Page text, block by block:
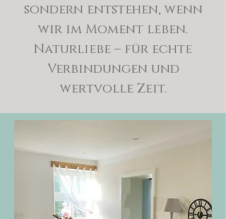
sondern entstehen, wenn
wir im Moment leben.
Naturliebe – für echte
Verbindungen und
wertvolle Zeit.